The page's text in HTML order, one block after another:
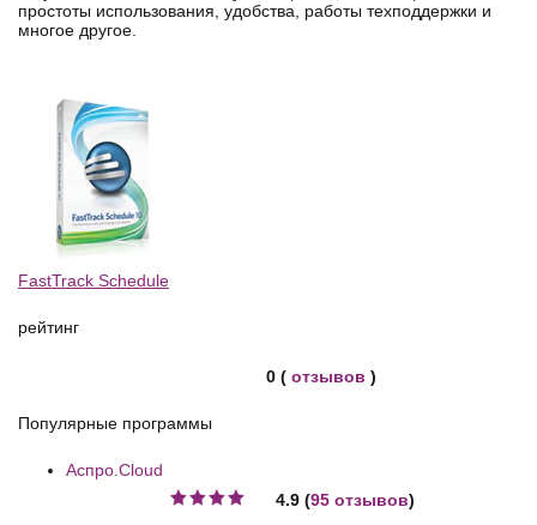
простоты использования, удобства, работы техподдержки и
многое другое.
FastTrack Schedule
рейтинг
0 ( отзывов )
Популярные программы
Аспро.Cloud
4.9 (95 отзывов)